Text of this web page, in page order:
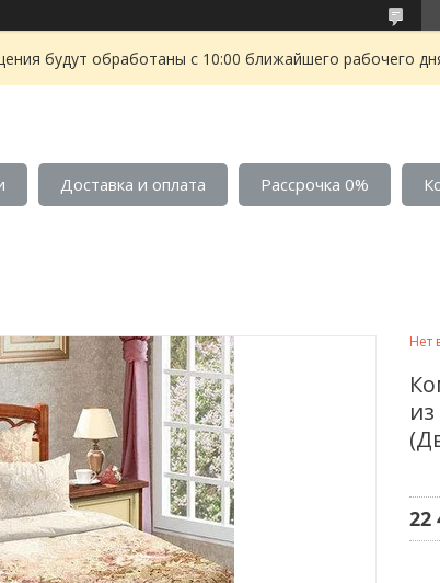
будут обработаны с 10:00 ближайшего рабочего
Доставка и оплата Рассрочка 0%
Нет
22